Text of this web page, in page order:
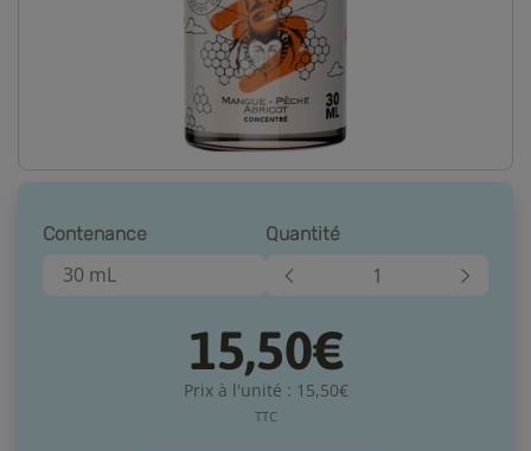
Contenance
30 mL
Quantité
15,50€
Prix à l'unité : 15,50€
TTC